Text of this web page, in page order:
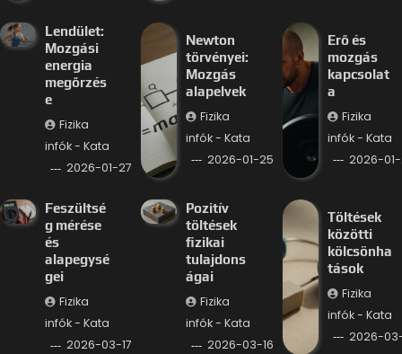
Lendület:
Mozgási
energia
megőrzés
e
Fizika
infók - Kata
2026-01-27
Newton
törvényei:
Mozgás
alapelvek
Fizika
infók - Kata
2026-01-25
Erő és
mozgás
kapcsolat
a
Fizika
infók - Kata
2026-
Feszültsé
g mérése
és
alapegysé
gei
Fizika
infók - Kata
2026-03-17
Pozitív
töltések
fizikai
tulajdons
ágai
Fizika
infók - Kata
2026-03-16
Töltések
közötti
kölcsönha
tások
Fizika
infók - Kata
2026-